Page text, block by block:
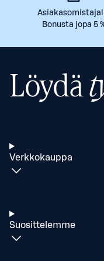
Bonusta jopa 5
Löydä
Verkkokauppa
Suosittelemme